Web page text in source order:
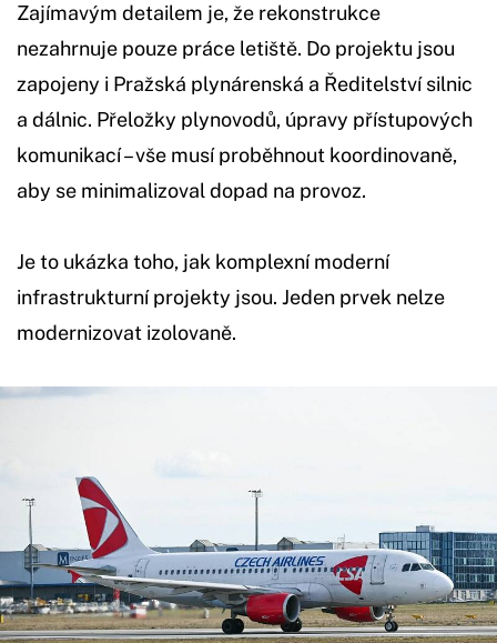
Zajímavým detailem je, že rekonstrukce
nezahrnuje pouze práce letiště. Do projektu jsou
zapojeny i Pražská plynárenská a Ředitelství silnic
a dálnic. Přeložky plynovodů, úpravy přístupových
komunikací – vše musí proběhnout koordinovaně,
aby se minimalizoval dopad na provoz.
Je to ukázka toho, jak komplexní moderní
infrastrukturní projekty jsou. Jeden prvek nelze
modernizovat izolovaně.